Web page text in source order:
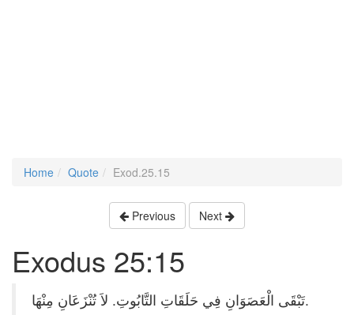
Home Quote Exod.25.15
Previous Next
Exodus 25:15
تَبْقَى الْعَصَوَانِ فِي حَلَقَاتِ التَّابُوتِ. لاَ تُنْزَعَانِ مِنْهَا.